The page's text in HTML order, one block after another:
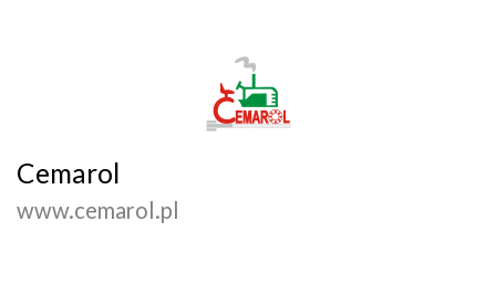
Cemarol
www.cemarol.pl